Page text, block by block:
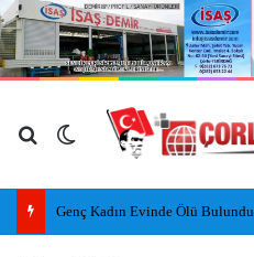
Arama yap ...
Dış görünümü değiştir
Genç Kadın Evinde Ölü Bulundu